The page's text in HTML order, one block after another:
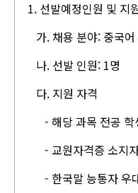
1. 선발예정인원 및 지
가. 채용 분야: 중국
나. 선발 인원: 1명
다. 지원 자격
- 해당 과목 전공 학
- 교원자격증 소지
- 한국말 능통자 우